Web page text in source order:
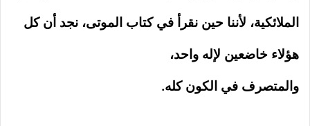
الملائكية، لأننا حين نقرأ في كتاب الموتى، نجد أن كل
هؤلاء خاضعين لإله واحد،
والمتصرف في الكون كله.